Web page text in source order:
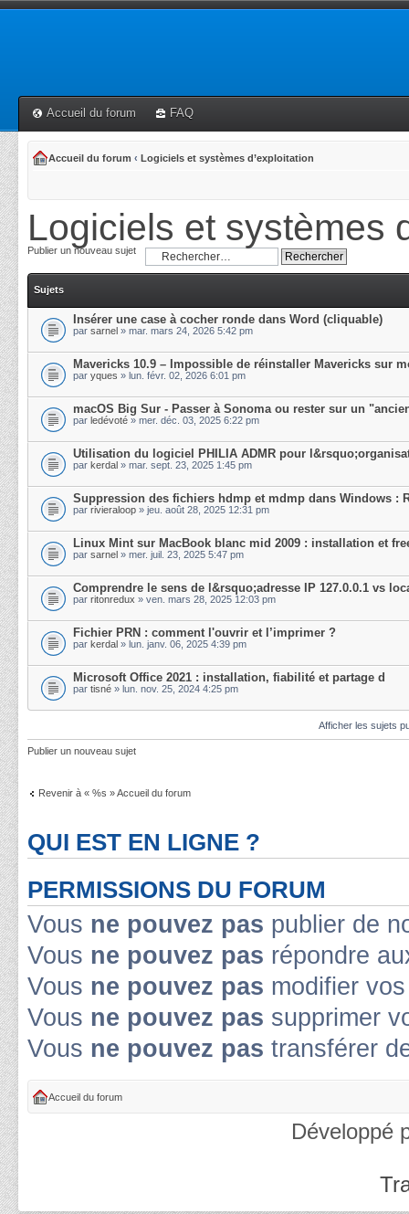
Accueil du forum FAQ
Accueil du forum ‹ Logiciels et systèmes d’exploitation
Logiciels et systèmes
Publier un nouveau sujet
Sujets
Insérer une case à cocher ronde dans Word (cliquable)
par sarnel » mar. mars 24, 2026 5:42 pm
Mavericks 10.9 – Impossible de réinstaller Mavericks sur
par yques » lun. févr. 02, 2026 6:01 pm
macOS Big Sur - Passer à Sonoma ou rester sur un
par ledévoté » mer. déc. 03, 2025 6:22 pm
Utilisation du logiciel PHILIA ADMR pour
par kerdal » mar. sept. 23, 2025 1:45 pm
Suppression des fichiers hdmp et mdmp dans Windows :
par rivieraloop » jeu. août 28, 2025 12:31 pm
Linux Mint sur MacBook blanc mid 2009 : installation et
par sarnel » mer. juil. 23, 2025 5:47 pm
Comprendre le sens de l&rsquo;adresse IP 127.0.0.1 vs
par ritonredux » ven. mars 28, 2025 12:03 pm
Fichier PRN : comment l'ouvrir et l’imprimer ?
par kerdal » lun. janv. 06, 2025 4:39 pm
Microsoft Office 2021 : installation, fiabilité et partage d
par tisné » lun. nov. 25, 2024 4:25 pm
Afficher les sujets
Publier un nouveau sujet
Revenir à « %s » Accueil du forum
QUI EST EN LIGNE ?
PERMISSIONS DU FORUM
Vous ne pouvez pas publier de
Vous ne pouvez pas répondre
Vous ne pouvez pas modifier
Vous ne pouvez pas supprimer
Vous ne pouvez pas transférer
Accueil du forum
Développé